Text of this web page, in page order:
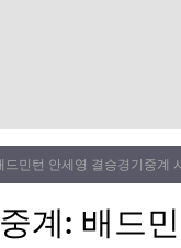
드민턴 안세영 결승경기중계
계: 배드